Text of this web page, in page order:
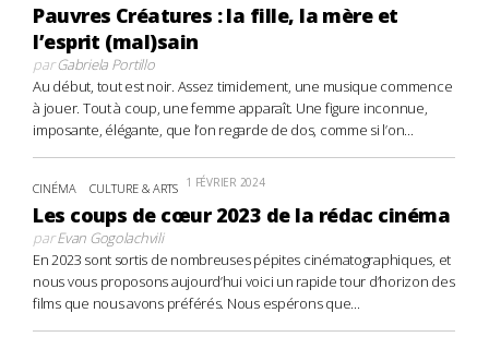
Pauvres Créatures : la fille, la mère et
l’esprit (mal)sain
parGabriela Portillo
Au début, tout est noir. Assez timidement, une musique commence
à jouer. Tout à coup, une femme apparaît. Une figure inconnue,
imposante, élégante, que l’on regarde de dos, comme si l’on...
CINÉMA CULTURE & ARTS 1 FÉVRIER 2024
Les coups de cœur 2023 de la rédac cinéma
parEvan Gogolachvili
En 2023 sont sortis de nombreuses pépites cinématographiques, et
nous vous proposons aujourd’hui voici un rapide tour d’horizon des
films que nous avons préférés. Nous espérons que...